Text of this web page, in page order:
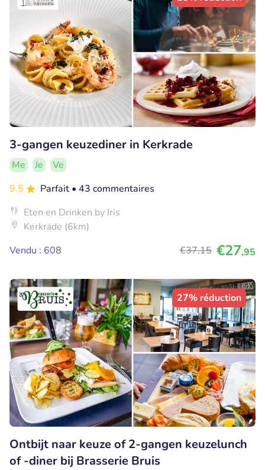
3-gangen keuzediner in Kerkrade
Me Je
Ve
9.5
Parfait • 43 commentaires
Eten en Drinken by Iris
Kerkrade (6km)
Vendu : 608
€37,15 €27,95
27% réduction
Ontbijt naar keuze of 2-gangen keuzelunch
of -diner bij Brasserie Bruis